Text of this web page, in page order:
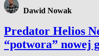
Dawid Nowak
Predator Helios
“potwora” nowej